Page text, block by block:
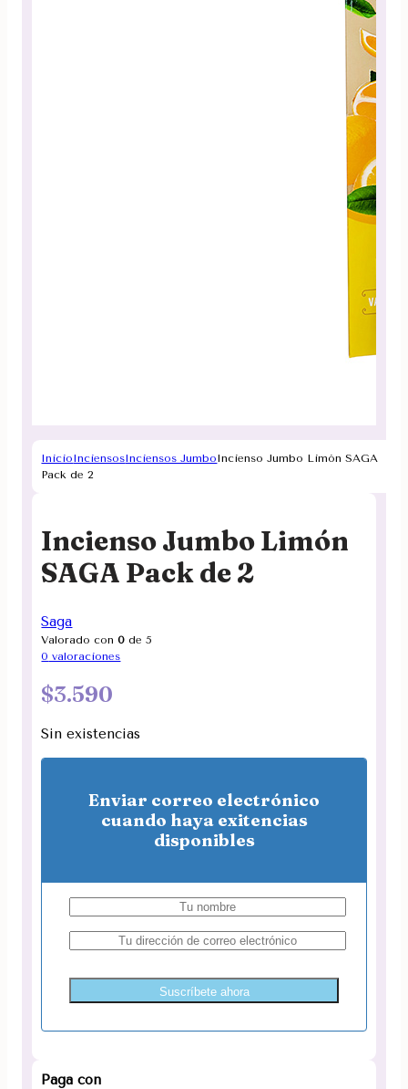
InicioInciensosInciensos JumboIncienso Jumbo Limón SAGA
Pack de 2
Incienso Jumbo Limón
SAGA Pack de 2
Saga
Valorado con0 de 5
0 valoraciones
$3.590
Sin existencias
Enviar correo electrónico
cuando haya exitencias
disponibles
Suscríbete ahora
Paga con